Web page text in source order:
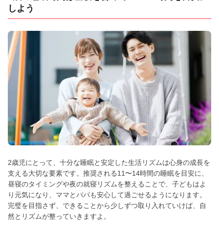
しよう
2歳児にとって、十分な睡眠と安定した生活リズムは心身の成長を
支える大切な要素です。推奨される11〜14時間の睡眠を目安に、
昼寝のタイミングや夜の就寝リズムを整えることで、子どもはよ
り元気になり、ママとパパも安心して過ごせるようになります。
完璧を目指さず、できることから少しずつ取り入れていけば、自
然とリズムが整っていきますよ。